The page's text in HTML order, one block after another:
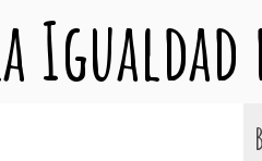
Igualdad